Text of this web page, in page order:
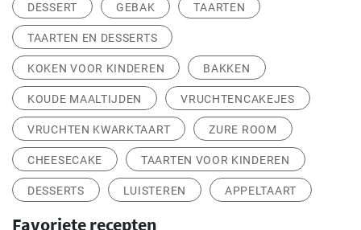
DESSERT GEBAK TAARTEN
TAARTEN EN DESSERTS
KOKEN VOOR KINDEREN BAKKEN
KOUDE MAALTIJDEN VRUCHTENCAKEJES
VRUCHTEN KWARKTAART ZURE ROOM
CHEESECAKE TAARTEN VOOR KINDEREN
DESSERTS LUISTEREN APPELTAART
Favoriete recepten